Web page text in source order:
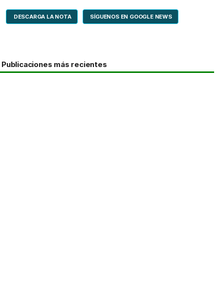
DESCARGA LA NOTA SÍGUENOS EN GOOGLE NEWS
Publicaciones más recientes